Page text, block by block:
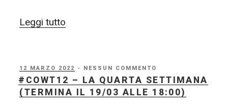
Leggi tutto
quinta
settimana
(termina
PUBBLICATO
IL
12 MARZO 2022 - NESSUN COMMENTO
#COWT12 – LA QUARTA SETTIMANA
(TERMINA IL 19/03 ALLE 18:00)